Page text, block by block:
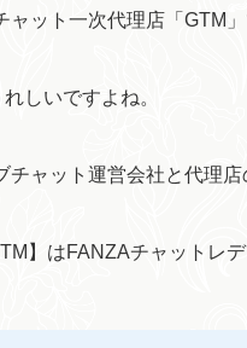
ット一次代理店「GTM」
しいですよね。
ャット運営会社と代理店
】はFANZAチャットレデ